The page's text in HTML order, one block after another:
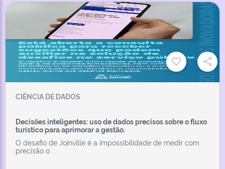
CIÊNCIA DE DADOS
Decisões inteligentes: uso de dados precisos sobre o fluxo
turístico para aprimorar a gestão.
O desafio de Joinville é a impossibilidade de medir com
precisão o ...